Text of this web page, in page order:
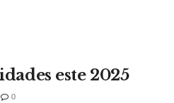
este 2025
0